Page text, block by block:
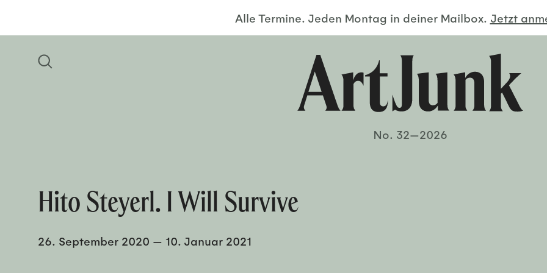
Alle Termine. Jeden Montag in deiner Mailbox. Jetzt
No. 32—2026
Hito Steyerl. I Will Survive
26. September 2020 — 10. Januar 2021